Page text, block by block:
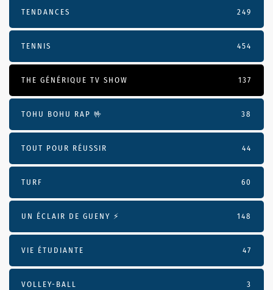
TENDANCES 249
TENNIS 454
THE GÉNÉRIQUE TV SHOW 137
TOHU BOHU RAP 🤟 38
TOUT POUR RÉUSSIR 44
TURF 60
UN ÉCLAIR DE GUENY ⚡️ 148
VIE ÉTUDIANTE 47
VOLLEY-BALL 3